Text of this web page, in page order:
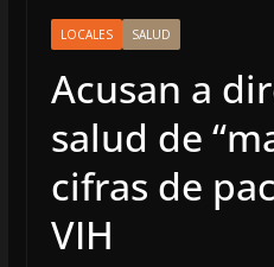
LOCALES SALUD
Acusan a
salud de
cifras de
VIH